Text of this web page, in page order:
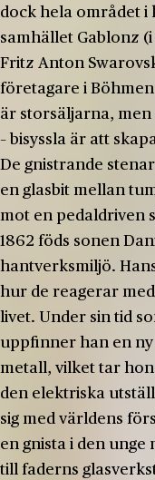
dock hela området i
samhället Gablonz
Fritz Anton
företagare i
är storsäljarna,
– bisyssla är att
De gnistrande
en glasbit mellan
mot en pedaldriven
1862 föds sonen
hantverksmiljö.
hur de reagerar
livet. Under sin tid
uppfinner han en
metall, vilket tar
den elektriska
sig med världens
en gnista i den
till faderns